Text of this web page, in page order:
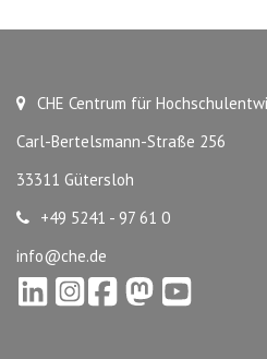
CHE Centrum für
Carl-Bertelsmann-Straße 256
33311 Gütersloh
+49 5241 - 97 61 0
info@che.de